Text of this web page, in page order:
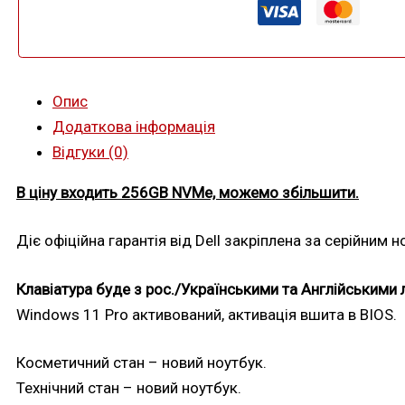
4.3Ghz|Meteor
NPU
1TB
сенсорний
АКБ=100%
кількість
Опис
Додаткова інформація
Відгуки (0)
В ціну входить 256GB NVMe, можемо збільшити.
Діє офіційна гарантія від Dell закріплена за серійним
Клавіатура буде з рос./Українськими та Англійськими
Windows 11 Pro активований, активація вшита в BIOS.
Косметичний стан – новий ноутбук.
Технічний стан – новий ноутбук.